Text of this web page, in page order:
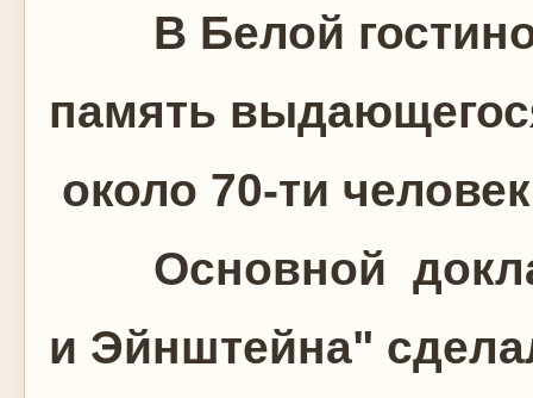
В Белой
память
около 70-ти
Основной
и Эйнштейна"